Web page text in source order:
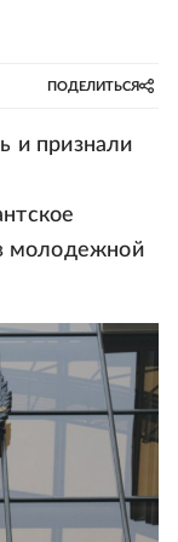
ПОДЕЛИТЬСЯ
и признали
молодежной